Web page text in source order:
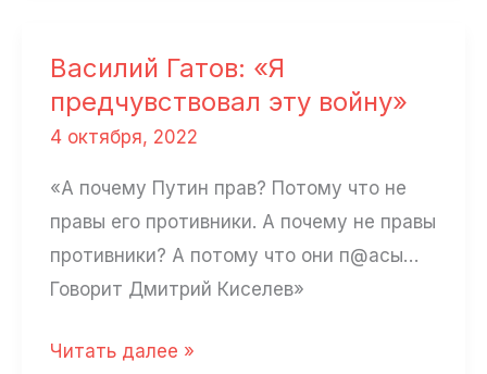
что
его
залечат»
Василий Гатов: «Я
предчувствовал эту войну»
4 октября, 2022
«А почему Путин прав? Потому что не
правы его противники. А почему не правы
противники? А потому что они п@асы…
Говорит Дмитрий Киселев»
Василий
Читать далее »